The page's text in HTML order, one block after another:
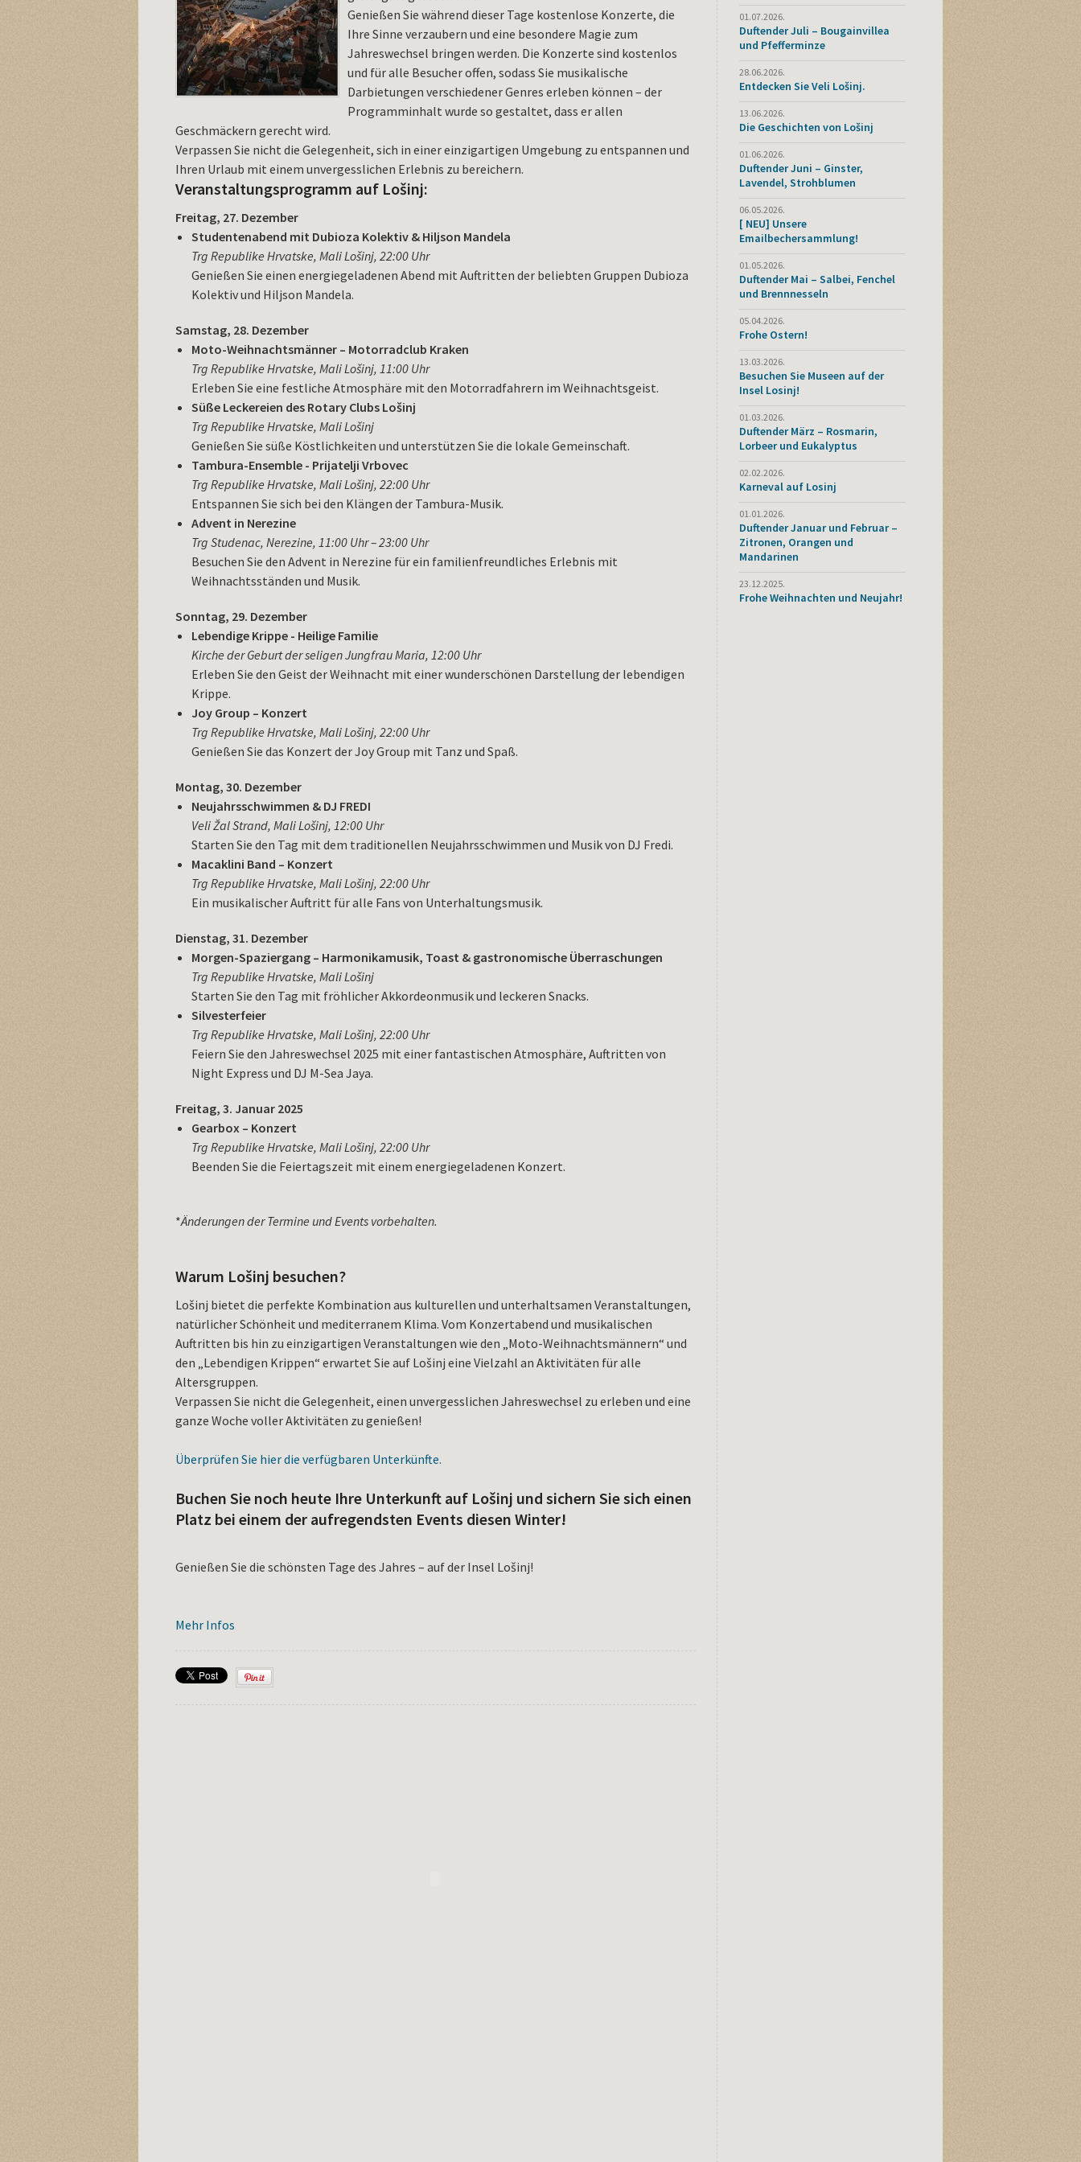
Genießen Sie während dieser Tage kostenlose Konzerte, die
Ihre Sinne verzaubern und eine besondere Magie zum
Jahreswechsel bringen werden. Die Konzerte sind kostenlos
und für alle Besucher offen, sodass Sie musikalische
Darbietungen verschiedener Genres erleben können – der
Programminhalt wurde so gestaltet, dass er allen
Geschmäckern gerecht wird.
Verpassen Sie nicht die Gelegenheit, sich in einer einzigartigen Umgebung zu entspannen und
Ihren Urlaub mit einem unvergesslichen Erlebnis zu bereichern.
Veranstaltungsprogramm auf Lošinj:
Freitag, 27. Dezember
Studentenabend mit Dubioza Kolektiv & Hiljson Mandela
Trg Republike Hrvatske, Mali Lošinj, 22:00 Uhr
Genießen Sie einen energiegeladenen Abend mit Auftritten der beliebten Gruppen Dubioza
Kolektiv und Hiljson Mandela.
Samstag, 28. Dezember
Moto-Weihnachtsmänner – Motorradclub Kraken
Trg Republike Hrvatske, Mali Lošinj, 11:00 Uhr
Erleben Sie eine festliche Atmosphäre mit den Motorradfahrern im Weihnachtsgeist.
Süße Leckereien des Rotary Clubs Lošinj
Trg Republike Hrvatske, Mali Lošinj
Genießen Sie süße Köstlichkeiten und unterstützen Sie die lokale Gemeinschaft.
Tambura-Ensemble - Prijatelji Vrbovec
Trg Republike Hrvatske, Mali Lošinj, 22:00 Uhr
Entspannen Sie sich bei den Klängen der Tambura-Musik.
Advent in Nerezine
Trg Studenac, Nerezine, 11:00 Uhr – 23:00 Uhr
Besuchen Sie den Advent in Nerezine für ein familienfreundliches Erlebnis mit
Weihnachtsständen und Musik.
Sonntag, 29. Dezember
Lebendige Krippe - Heilige Familie
Kirche der Geburt der seligen Jungfrau Maria, 12:00 Uhr
Erleben Sie den Geist der Weihnacht mit einer wunderschönen Darstellung der lebendigen
Krippe.
Joy Group – Konzert
Trg Republike Hrvatske, Mali Lošinj, 22:00 Uhr
Genießen Sie das Konzert der Joy Group mit Tanz und Spaß.
Montag, 30. Dezember
Neujahrsschwimmen & DJ FREDI
Veli Žal Strand, Mali Lošinj, 12:00 Uhr
Starten Sie den Tag mit dem traditionellen Neujahrsschwimmen und Musik von DJ Fredi.
Macaklini Band – Konzert
Trg Republike Hrvatske, Mali Lošinj, 22:00 Uhr
Ein musikalischer Auftritt für alle Fans von Unterhaltungsmusik.
Dienstag, 31. Dezember
Morgen-Spaziergang – Harmonikamusik, Toast & gastronomische Überraschungen
Trg Republike Hrvatske, Mali Lošinj
Starten Sie den Tag mit fröhlicher Akkordeonmusik und leckeren Snacks.
Silvesterfeier
Trg Republike Hrvatske, Mali Lošinj, 22:00 Uhr
Feiern Sie den Jahreswechsel 2025 mit einer fantastischen Atmosphäre, Auftritten von
Night Express und DJ M-Sea Jaya.
Freitag, 3. Januar 2025
Gearbox – Konzert
Trg Republike Hrvatske, Mali Lošinj, 22:00 Uhr
Beenden Sie die Feiertagszeit mit einem energiegeladenen Konzert.
*Änderungen der Termine und Events vorbehalten.
Warum Lošinj besuchen?
Lošinj bietet die perfekte Kombination aus kulturellen und unterhaltsamen Veranstaltungen,
natürlicher Schönheit und mediterranem Klima. Vom Konzertabend und musikalischen
Auftritten bis hin zu einzigartigen Veranstaltungen wie den „Moto-Weihnachtsmännern“ und
den „Lebendigen Krippen“ erwartet Sie auf Lošinj eine Vielzahl an Aktivitäten für alle
Altersgruppen.
Verpassen Sie nicht die Gelegenheit, einen unvergesslichen Jahreswechsel zu erleben und eine
ganze Woche voller Aktivitäten zu genießen!
Überprüfen Sie hier die verfügbaren Unterkünfte.
Buchen Sie noch heute Ihre Unterkunft auf Lošinj und sichern Sie sich einen
Platz bei einem der aufregendsten Events diesen Winter!
Genießen Sie die schönsten Tage des Jahres – auf der Insel Lošinj!
Mehr Infos
01.07.2026.
Duftender Juli – Bougainvillea
und Pfefferminze
28.06.2026.
Entdecken Sie Veli Lošinj.
13.06.2026.
Die Geschichten von Lošinj
01.06.2026.
Duftender Juni – Ginster,
Lavendel, Strohblumen
06.05.2026.
[ NEU] Unsere
Emailbechersammlung!
01.05.2026.
Duftender Mai – Salbei, Fenchel
und Brennnesseln
05.04.2026.
Frohe Ostern!
13.03.2026.
Besuchen Sie Museen auf der
Insel Losinj!
01.03.2026.
Duftender März – Rosmarin,
Lorbeer und Eukalyptus
02.02.2026.
Karneval auf Losinj
01.01.2026.
Duftender Januar und Februar –
Zitronen, Orangen und
Mandarinen
23.12.2025.
Frohe Weihnachten und Neujahr!